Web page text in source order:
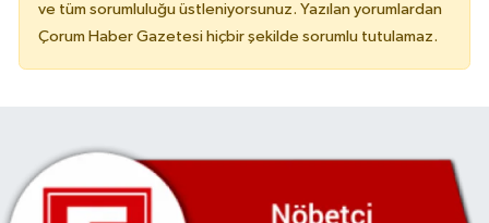
ve tüm sorumluluğu üstleniyorsunuz. Yazılan yorumlardan
Çorum Haber Gazetesi hiçbir şekilde sorumlu tutulamaz.